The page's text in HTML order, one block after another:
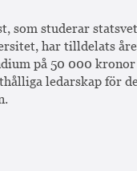
som studerar
har tilldelats
på 50 000
ledarskap för